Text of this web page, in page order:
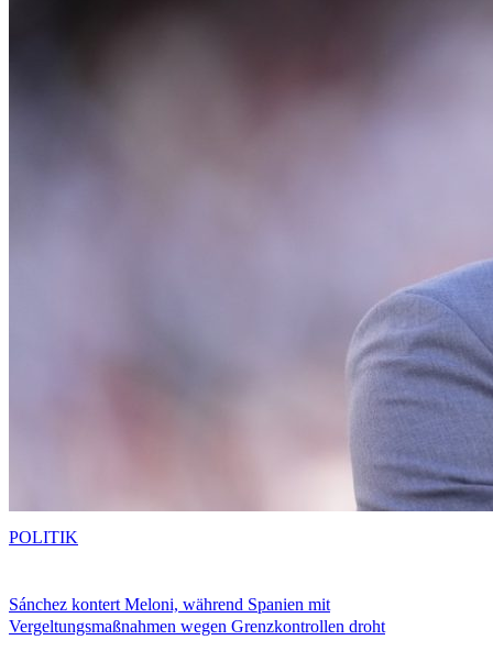
Sánchez kontert Meloni, während Spanien mit
Vergeltungsmaßnahmen wegen Grenzkontrollen droht
POLITIK